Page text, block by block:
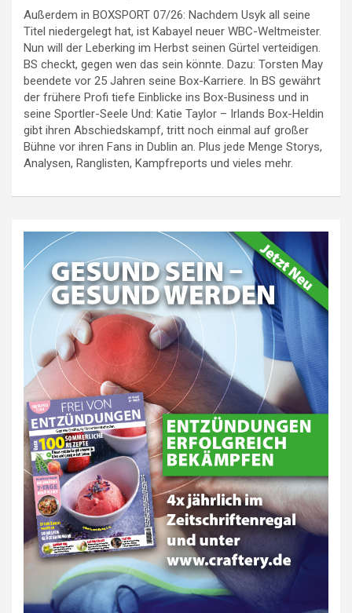
Außerdem in BOXSPORT 07/26: Nachdem Usyk all seine
Titel niedergelegt hat, ist Kabayel neuer WBC-Weltmeister.
Nun will der Leberking im Herbst seinen Gürtel verteidigen.
BS checkt, gegen wen das sein könnte. Dazu: Torsten May
beendete vor 25 Jahren seine Box-Karriere. In BS gewährt
der frühere Profi tiefe Einblicke ins Box-Business und in
seine Sportler-Seele Und: Katie Taylor – Irlands Box-Heldin
gibt ihren Abschiedskampf, tritt noch einmal auf großer
Bühne vor ihren Fans in Dublin an. Plus jede Menge Storys,
Analysen, Ranglisten, Kampfreports und vieles mehr.